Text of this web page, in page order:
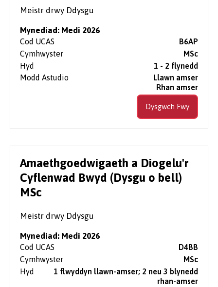
Meistr drwy Ddysgu
Mynediad: Medi 2026
Cod UCAS
B6AP
Cymhwyster
MSc
Hyd
1 - 2 flynedd
Modd Astudio
Llawn amser
Rhan amser
Dysgwch Fwy
Amaethgoedwigaeth a Diogelu'r
Cyflenwad Bwyd (Dysgu o bell)
MSc
Meistr drwy Ddysgu
Mynediad: Medi 2026
Cod UCAS
D4BB
Cymhwyster
MSc
Hyd
1 flwyddyn llawn-amser; 2 neu 3 blynedd
rhan-amser